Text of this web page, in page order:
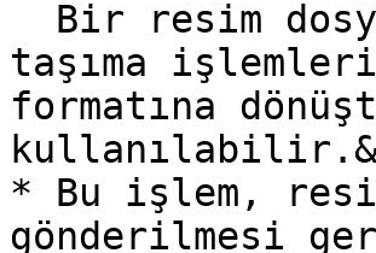
taşıma
formatına
* Bu işlem,
gönderilmesi